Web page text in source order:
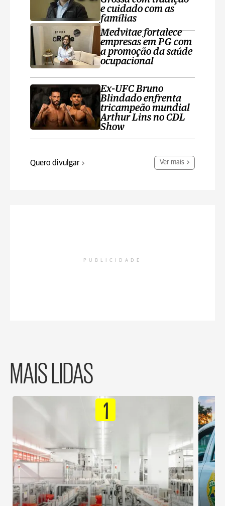
e cuidado com as
famílias
Medvitae fortalece
empresas em PG com
a promoção da saúde
ocupacional
Ex-UFC Bruno
Blindado enfrenta
tricampeão mundial
Arthur Lins no CDL
Show
Quero divulgar Ver mais
PUBLICIDADE
MAIS LIDAS
1